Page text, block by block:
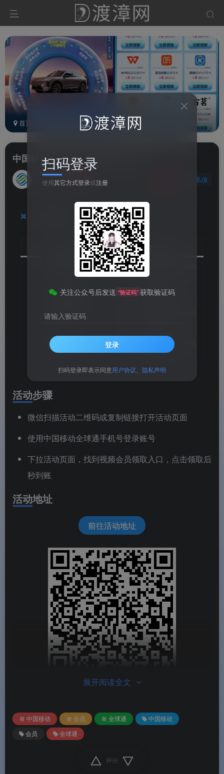
首页 活动线报 会员线报 正文
中国移动全球通：领取视频会员月卡
中国移动
1个月前更新 2015次阅读
私信
中国移动全球通·领视频会
员月卡
活动品牌
中国移动全球通
活动时间
活动入口
微信扫描二维码或打开活
动地址进入
活动步骤
微信扫描活动二维码或复制链接打开活动页面
使用中国移动全球通手机号登录账号
下拉活动页面，找到视频会员领取入口，点击领取后
秒到账
活动地址
前往活动地址
中国移动全球通：领取视频会员月卡
展开阅读全文
中国移动 会员 全球通
中国移动
会员
全球通
评分
扫码登录
使用其它方式登录或注册
关注公众号后发送 “验证码” 获取验证码
请输入验证码
登录
扫码登录即表示同意用户协议 隐私声明